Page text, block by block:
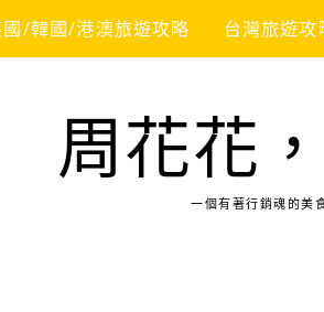
/韓國/港澳旅遊攻略 台灣旅遊攻
周花花
一個有著行銷魂的美